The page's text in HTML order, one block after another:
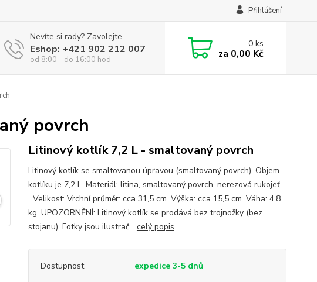
Přihlášení
Nevíte si rady? Zavolejte.
Eshop: +421 902 212 007
od 8:00 - do 16:00 hod
0ks
za 0,00 Kč
povrch
Litinový kotlík 7,2 L - smaltovaný povrch
Litinový kotlík se smaltovanou úpravou (smaltovaný povrch). Objem
kotlíku je 7,2 L. Materiál: litina, smaltovaný povrch, nerezová rukojeť.
Velikost: Vrchní průměr: cca 31,5 cm. Výška: cca 15,5 cm. Váha: 4,8
kg. UPOZORNĚNÍ: Litinový kotlík se prodává bez trojnožky (bez
stojanu). Fotky jsou ilustrač... celý popis
Dostupnost expedice 3-5 dnů